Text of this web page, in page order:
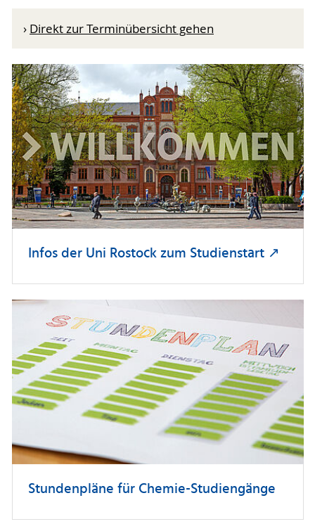
› Direkt zur Terminübersicht gehen
Infos der Uni Rostock zum Studienstart ↗︎
Stundenpläne für Chemie-Studiengänge